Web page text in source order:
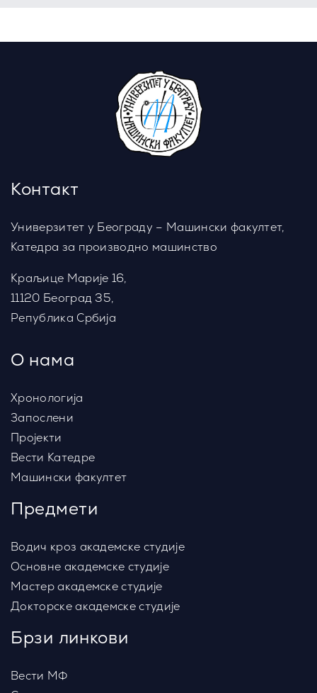
Контакт
Универзитет у Београду – Машински факултет,
Катедра за производно машинство
Краљице Марије 16,
11120 Београд 35,
Република Србија
О нама
Хронологија
Запослени
Пројекти
Вести Катедре
Машински факултет
Предмети
Водич кроз академске студије
Основне академске студије
Мастер академске студије
Докторске академске студије
Брзи линкови
Вести МФ